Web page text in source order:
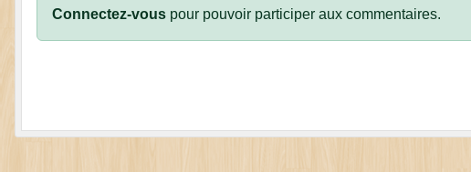
Connectez-vous pour pouvoir participer aux commentaires.